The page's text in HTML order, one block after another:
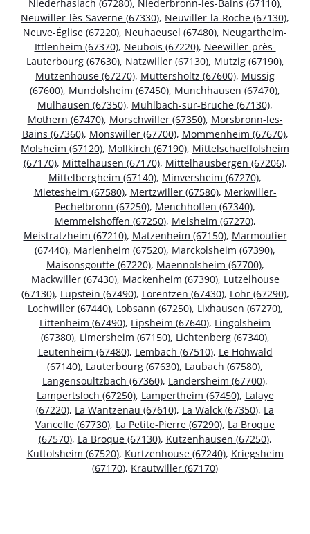
Niederhaslach (67280), Niederbronn-les-Bains (67110),
Neuwiller-lès-Saverne (67330), Neuviller-la-Roche (67130),
Neuve-Église (67220), Neuhaeusel (67480), Neugartheim-
Ittlenheim (67370), Neubois (67220), Neewiller-près-
Lauterbourg (67630), Natzwiller (67130), Mutzig (67190),
Mutzenhouse (67270), Muttersholtz (67600), Mussig
(67600), Mundolsheim (67450), Munchhausen (67470),
Mulhausen (67350), Muhlbach-sur-Bruche (67130),
Mothern (67470), Morschwiller (67350), Morsbronn-les-
Bains (67360), Monswiller (67700), Mommenheim (67670),
Molsheim (67120), Mollkirch (67190), Mittelschaeffolsheim
(67170), Mittelhausen (67170), Mittelhausbergen (67206),
Mittelbergheim (67140), Minversheim (67270),
Mietesheim (67580), Mertzwiller (67580), Merkwiller-
Pechelbronn (67250), Menchhoffen (67340),
Memmelshoffen (67250), Melsheim (67270),
Meistratzheim (67210), Matzenheim (67150), Marmoutier
(67440), Marlenheim (67520), Marckolsheim (67390),
Maisonsgoutte (67220), Maennolsheim (67700),
Mackwiller (67430), Mackenheim (67390), Lutzelhouse
(67130), Lupstein (67490), Lorentzen (67430), Lohr (67290),
Lochwiller (67440), Lobsann (67250), Lixhausen (67270),
Littenheim (67490), Lipsheim (67640), Lingolsheim
(67380), Limersheim (67150), Lichtenberg (67340),
Leutenheim (67480), Lembach (67510), Le Hohwald
(67140), Lauterbourg (67630), Laubach (67580),
Langensoultzbach (67360), Landersheim (67700),
Lampertsloch (67250), Lampertheim (67450), Lalaye
(67220), La Wantzenau (67610), La Walck (67350), La
Vancelle (67730), La Petite-Pierre (67290), La Broque
(67570), La Broque (67130), Kutzenhausen (67250),
Kuttolsheim (67520), Kurtzenhouse (67240), Kriegsheim
(67170), Krautwiller (67170)